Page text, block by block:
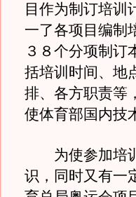
目作为制订培训
一了各项目编制
３８个分项制订
括培训时间、地
排、各方职责等
使体育部国内技
为使参加培训
识，同时又有一